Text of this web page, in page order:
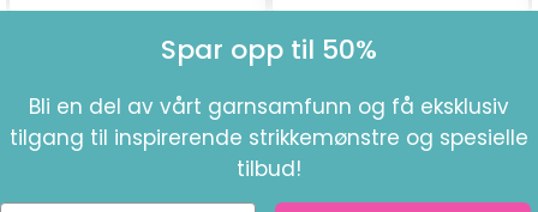
Spar opp til 50%
Bli en del av vårt garnsamfunn og få eksklusiv
tilgang til inspirerende strikkemønstre og spesielle
tilbud!